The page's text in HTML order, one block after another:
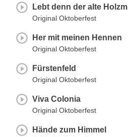
Lebt denn der alte
Original Oktoberfest
Her mit meinen Hennen
Original Oktoberfest
Fürstenfeld
Original Oktoberfest
Viva Colonia
Original Oktoberfest
Hände zum Himmel